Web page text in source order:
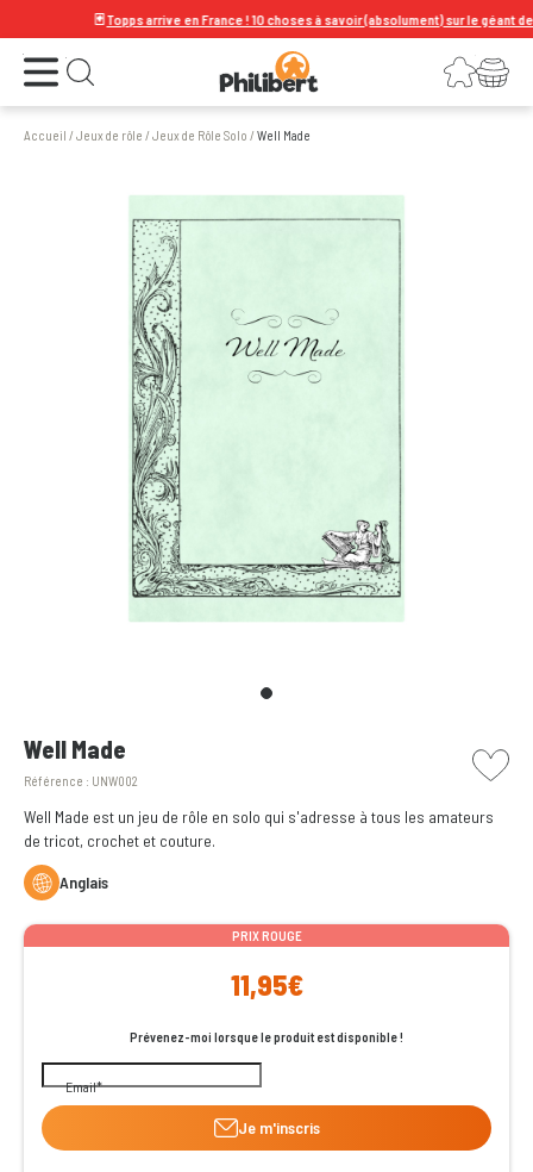
Topps arrive en France ! 10 choses à savoir (absolument) sur le géant de la
Ouvrir le menu Ouvrir la recherche Connexion
Votre panier
Accueil /Jeux de rôle /Jeux de Rôle Solo /Well Made
Well Made
Référence : UNW002
picto
Well Made est un jeu de rôle en solo qui s'adresse à tous les amateurs
de tricot, crochet et couture.
Anglais
PRIX ROUGE
11,95€
Prévenez-moi lorsque le produit est disponible !
Email
Je m'inscris